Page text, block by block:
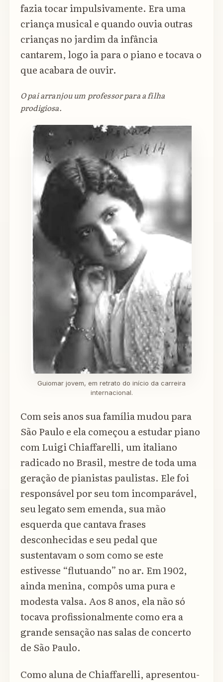
fazia tocar impulsivamente. Era uma
criança musical e quando ouvia outras
crianças no jardim da infância
cantarem, logo ia para o piano e tocava o
que acabara de ouvir.
O pai arranjou um professor para a filha
prodigiosa.
Guiomar jovem, em retrato do início da carreira
internacional.
Com seis anos sua família mudou para
São Paulo e ela começou a estudar piano
com Luigi Chiaffarelli, um italiano
radicado no Brasil, mestre de toda uma
geração de pianistas paulistas. Ele foi
responsável por seu tom incomparável,
seu legato sem emenda, sua mão
esquerda que cantava frases
desconhecidas e seu pedal que
sustentavam o som como se este
estivesse “flutuando” no ar. Em 1902,
ainda menina, compôs uma pura e
modesta valsa. Aos 8 anos, ela não só
tocava profissionalmente como era a
grande sensação nas salas de concerto
de São Paulo.
Como aluna de Chiaffarelli, apresentou-